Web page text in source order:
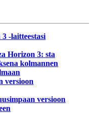
-laitteestasi
Horizon 3: sta
kolmannen
versioon
versioon